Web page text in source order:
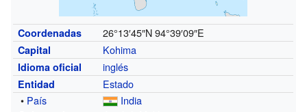
Coordenadas 26°13′45″N 94°39′09″E
Capital Kohima
Idioma oficial inglés
Entidad
Estado
• País India